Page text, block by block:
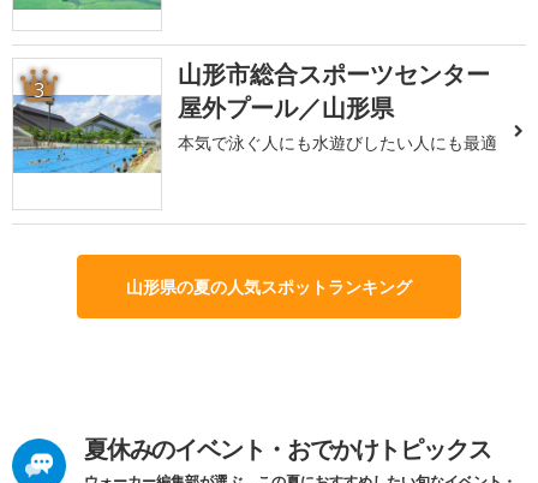
3
山形市総合スポーツセンター
屋外プール／山形県
本気で泳ぐ人にも水遊びしたい人にも最適
山形県の夏の人気スポットランキング
夏休みのイベント・おでかけトピックス